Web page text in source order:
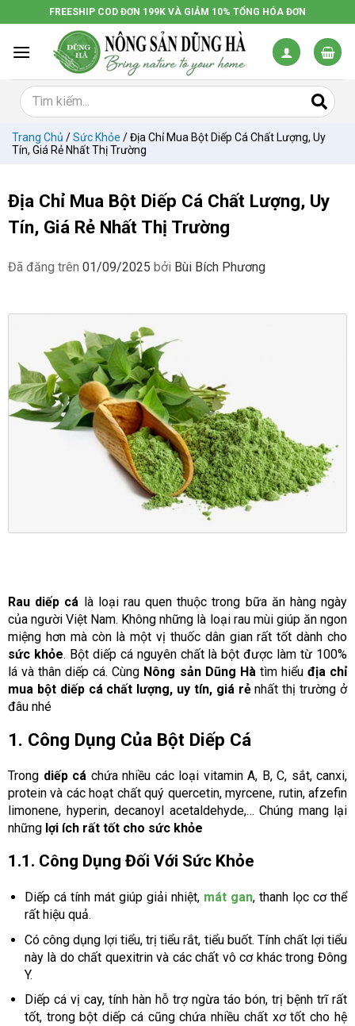
đến
dung
FREESHIP COD ĐƠN 199K VÀ GIẢM 10% TỔNG HÓA ĐƠN
Trang Chủ /Sức Khỏe /Địa Chỉ Mua Bột Diếp Cá Chất Lượng, Uy
Tín, Giá Rẻ Nhất Thị Trường
Địa Chỉ Mua Bột Diếp Cá Chất Lượng, Uy
Tín, Giá Rẻ Nhất Thị Trường
Đã đăng trên 01/09/2025 bởi Bùi Bích Phương
Rau diếp cá là loại rau quen thuộc trong bữa ăn hàng ngày
của người Việt Nam. Không những là loại rau mùi giúp ăn ngon
miệng hơn mà còn là một vị thuốc dân gian rất tốt dành cho
sức khỏe. Bột diếp cá nguyên chất là bột được làm từ 100%
lá và thân diếp cá. Cùng Nông sản Dũng Hàtìm hiểu địa chỉ
mua bột diếp cá chất lượng, uy tín, giá rẻnhất thị trường ở
đâu nhé
1. Công Dụng Của Bột Diếp Cá
Trong diếp cá chứa nhiều các loại vitamin A, B, C, sắt, canxi,
protein và các hoạt chất quý quercetin, myrcene, rutin, afzefin
limonene, hyperin, decanoyl acetaldehyde,… Chúng mang lại
những lợi ích rất tốt cho sức khỏe
1.1. Công Dụng Đối Với Sức Khỏe
Diếp cá tính mát giúp giải nhiệt, mát gan, thanh lọc cơ thể
rất hiệu quả.
Có công dụng lợi tiểu, trị tiểu rắt, tiểu buốt. Tính chất lợi tiểu
này là do chất quexitrin và các chất vô cơ khác trong Đông
Y.
Diếp cá vị cay, tính hàn hỗ trợ ngừa táo bón, trị bệnh trĩ rất
tốt, trong bột diếp cá cũng chứa nhiều chất xơ tốt cho hệ